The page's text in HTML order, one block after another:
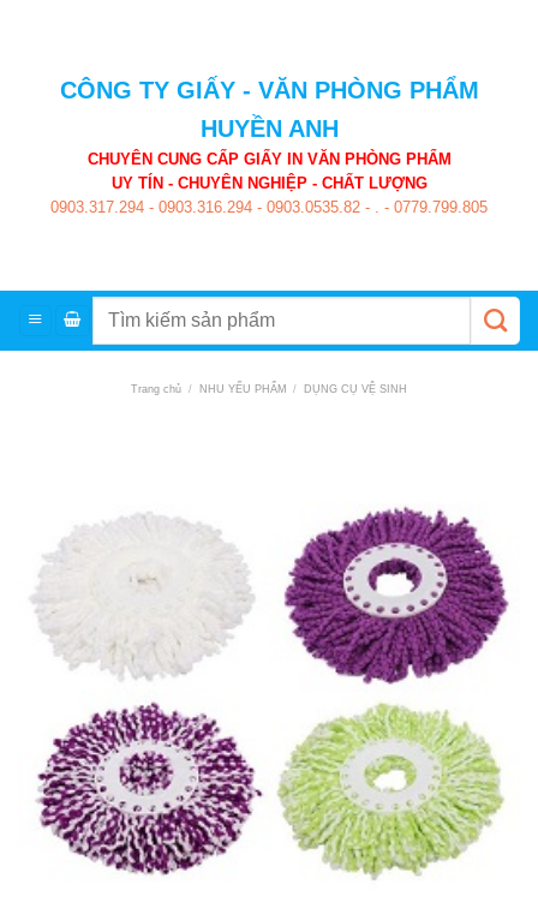
CÔNG TY GIẤY - VĂN PHÒNG PHẨM
HUYỀN ANH
CHUYÊN CUNG CẤP GIẤY IN VĂN PHÒNG PHẨM
UY TÍN - CHUYÊN NGHIỆP - CHẤT LƯỢNG
0903.317.294 - 0903.316.294 - 0903.0535.82 - . - 0779.799.805
Trang chủ / NHU YẾU PHẨM / DỤNG CỤ VỆ SINH